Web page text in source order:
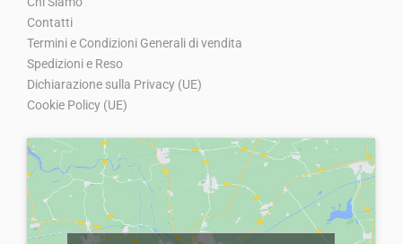
Contatti
Termini e Condizioni Generali di vendita
Spedizioni e Reso
Dichiarazione sulla Privacy (UE)
Cookie Policy (UE)